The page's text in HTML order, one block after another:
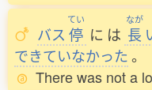
バス
てい
停 に は
なが
長
できていなかった。
There was not a